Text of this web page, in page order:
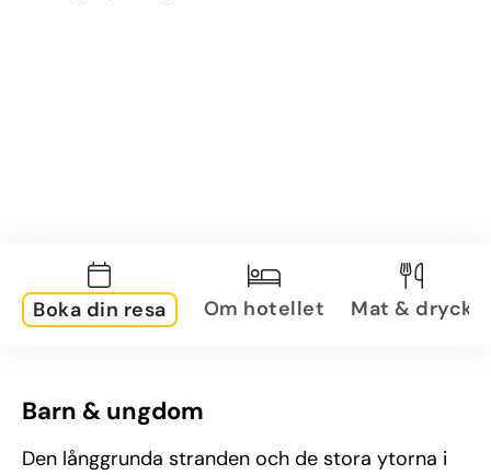
Boka din resa Om hotellet Mat & dryck
Barn & ungdom
Den långgrunda stranden och de stora ytorna i